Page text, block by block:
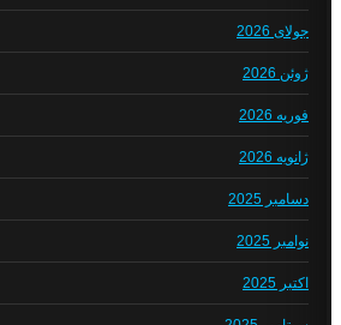
جولای 2026
ژوئن 2026
فوریه 2026
ژانویه 2026
دسامبر 2025
نوامبر 2025
اکتبر 2025